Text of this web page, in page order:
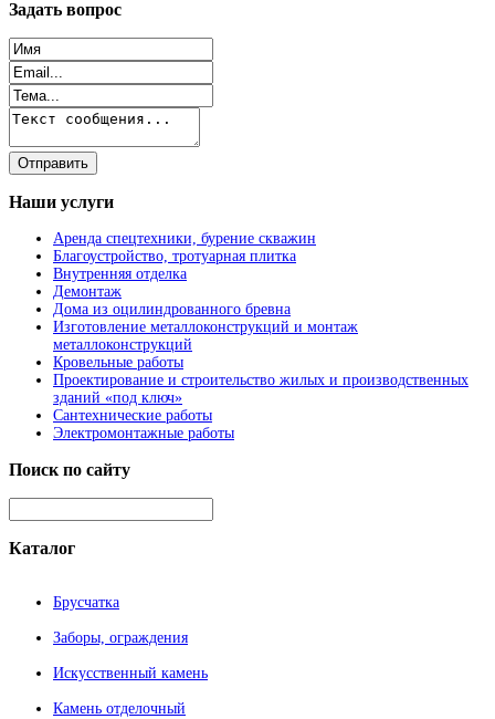
Задать вопрос
Наши услуги
Аренда спецтехники, бурение скважин
Благоустройство, тротуарная плитка
Внутренняя отделка
Демонтаж
Дома из оцилиндрованного бревна
Изготовление металлоконструкций и монтаж
металлоконструкций
Кровельные работы
Проектирование и строительство жилых и производственных
зданий «под ключ»
Сантехнические работы
Электромонтажные работы
Поиск по сайту
Каталог
Брусчатка
Заборы, ограждения
Искусственный камень
Камень отделочный